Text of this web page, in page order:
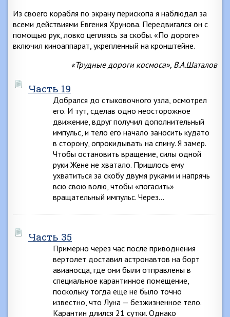
Из своего корабля по экрану перископа я наблюдал за
всеми действиями Евгения Хрунова. Передвигался он с
помощью рук, ловко цепляясь за скобы. «По дороге»
включил киноаппарат, укрепленный на кронштейне.
«Трудные дороги космоса», В.А.Шаталов
Часть 19
Добрался до стыковочного узла, осмотрел
его. И тут, сделав одно неосторожное
движение, вдруг получил дополнительный
импульс, и тело его начало заносить кудато
в сторону, опрокидывать на спину. Я замер.
Чтобы остановить вращение, силы одной
руки Жене не хватало. Пришлось ему
ухватиться за скобу двумя руками и напрячь
всю свою волю, чтобы «погасить»
вращательный импульс. Через…
Часть 35
Примерно через час после приводнения
вертолет доставил астронавтов на борт
авианосца, где они были отправлены в
специальное карантинное помещение,
поскольку тогда еще не было точно
известно, что Луна — безжизненное тело.
Карантин длился 21 сутки. Однако